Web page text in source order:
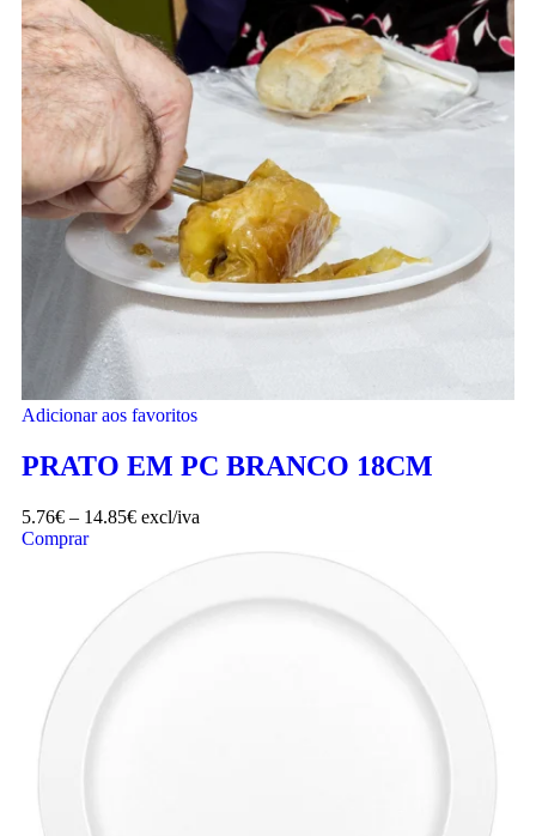
Adicionar aos favoritos
PRATO EM PC BRANCO 18CM
5.76€ – 14.85€ excl/iva
Comprar